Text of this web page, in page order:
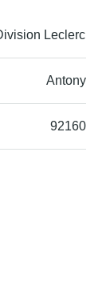
Leclerc
Antony
92160